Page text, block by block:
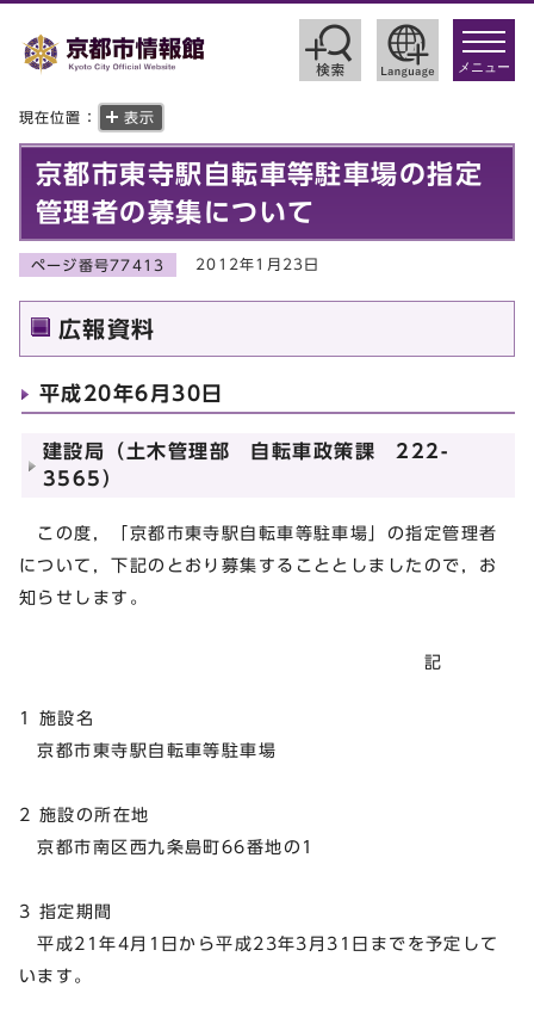
toggle
メニュー
現在位置： 表示
京都市東寺駅自転車等駐車場の指定
管理者の募集について
ページ番号77413 2012年1月23日
広報資料
平成20年6月30日
建設局（土木管理部 自転車政策課 222-
3565）
この度，「京都市東寺駅自転車等駐車場」の指定管理者
について，下記のとおり募集することとしましたので，お
知らせします。
記
1 施設名
京都市東寺駅自転車等駐車場
2 施設の所在地
京都市南区西九条島町66番地の1
3 指定期間
平成21年4月1日から平成23年3月31日までを予定して
います。